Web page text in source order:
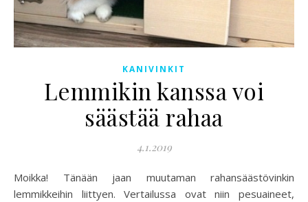
KANIVINKIT
Lemmikin kanssa voi
säästää rahaa
4.1.2019
Moikka! Tänään jaan muutaman rahansäästövinkin
lemmikkeihin liittyen. Vertailussa ovat niin pesuaineet,